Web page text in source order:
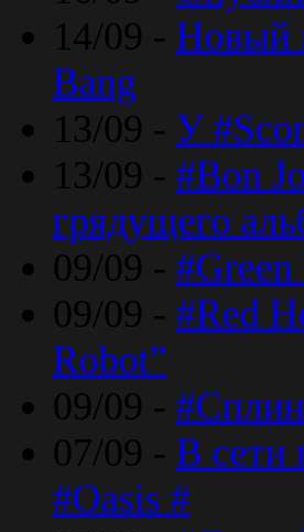
14/09 - Новый
Bang
13/09 - У
13/09 - #Bon
грядущего
09/09 -
09/09 - #Red
Robot”
09/09 -
07/09 - В сети
#Oasis #